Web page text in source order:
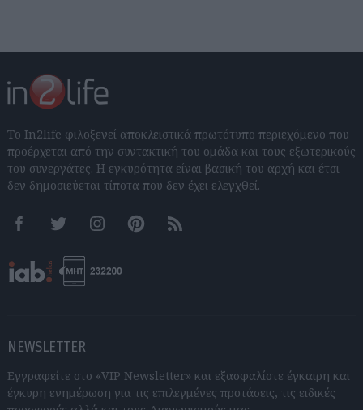
Το In2life φιλοξενεί αποκλειστικά πρωτότυπο περιεχόμενο που
προέρχεται από την συντακτική του ομάδα και τους εξωτερικούς
του συνεργάτες. Η εγκυρότητα είναι βασική του αρχή και έτσι
δεν δημοσιεύεται τίποτα που δεν έχει ελεγχθεί.
FacebookTwitter InstagramPinterestRSS feeds
NEWSLETTER
Εγγραφείτε στο «VIP Newsletter» και εξασφαλίστε έγκαιρη και
έγκυρη ενημέρωση για τις επιλεγμένες προτάσεις, τις ειδικές